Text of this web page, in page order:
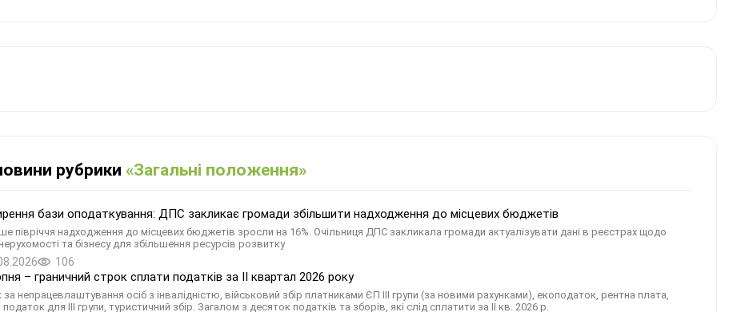
рубрики «Загальні положення»
бази оподаткування: ДПС закликає громади збільшити надходження до місцевих бюджетів
півріччя надходження до місцевих бюджетів зросли на 16%. Очільниця ДПС закликала громади актуалізувати дані в реєстрах щодо
та бізнесу для збільшення ресурсів розвитку
106
– граничний строк сплати податків за ІI квартал 2026 року
за непрацевлаштування осіб з інвалідністю, військовий збір платниками ЄП ІІІ групи (за новими рахунками), екоподаток, рентна плата,
податок для III групи, туристичний збір. Загалом з десяток податків та зборів, які слід сплатити за ІI кв. 2026 р.